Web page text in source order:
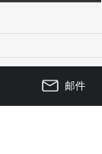
邮件